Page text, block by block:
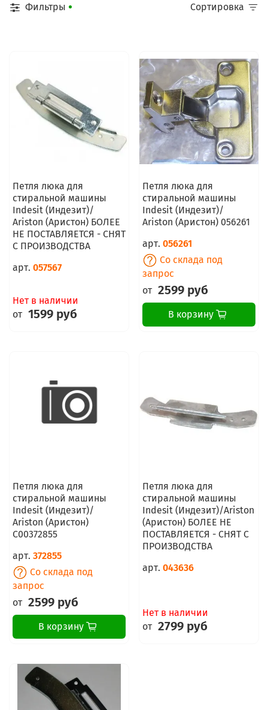
Фильтры Сортировка
Петля люка для
стиральной машины
Indesit (Индезит)/
Ariston (Аристон) БОЛЕЕ
НЕ ПОСТАВЛЯЕТСЯ - СНЯТ
С ПРОИЗВОДСТВА
арт. 057567
Нет в наличии
от 1599 руб
Петля люка для
стиральной машины
Indesit (Индезит)/
Ariston (Аристон) 056261
арт. 056261
Со склада под
запрос
от 2599 руб
В корзину
Петля люка для
стиральной машины
Indesit (Индезит)/
Ariston (Аристон)
C00372855
арт. 372855
Со склада под
запрос
от 2599 руб
В корзину
Петля люка для
стиральной машины
Indesit (Индезит)/Ariston
(Аристон) БОЛЕЕ НЕ
ПОСТАВЛЯЕТСЯ - СНЯТ С
ПРОИЗВОДСТВА
арт. 043636
Нет в наличии
от 2799 руб